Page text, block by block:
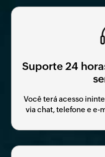
Suporte 24
Você terá acesso
via chat, telefone e e-